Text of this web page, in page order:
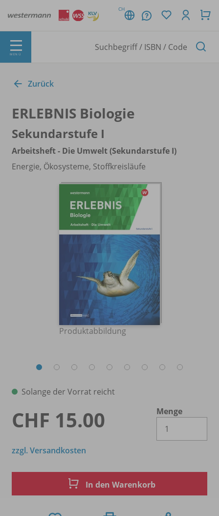
CH
MENÜ
Zurück
ERLEBNIS Biologie
Sekundarstufe I
Arbeitsheft - Die Umwelt (Sekundarstufe I)
Energie, Ökosysteme, Stoffkreisläufe
Produktabbildung
Solange der Vorrat reicht
CHF 15.00
Menge
zzgl. Versandkosten
In den Warenkorb